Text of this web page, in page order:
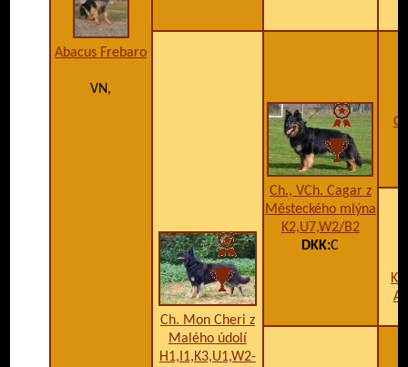
Abacus Frebaro
VN,
Ch. Mon Cheri z
Malého údolí
H1,I1,K3,U1,W2-
Ch., VCh. Cagar z
Městeckého mlýna
K2,U7,W2/B2
DKK:C